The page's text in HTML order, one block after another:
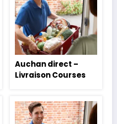
Auchan direct –
Livraison Courses